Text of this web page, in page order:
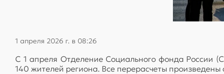
1 апреля 2026 г. в 08:26
С 1 апреля Отделение Социального фонда России
140 жителей региона. Все перерасчеты